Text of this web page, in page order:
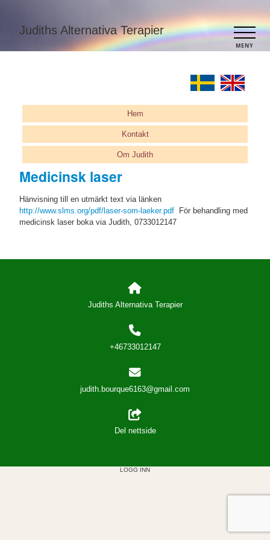
Judiths Alternativa Terapier
MENY
Hem
Kontakt
Om Judith
Medicinsk laser
Hänvisning till en utmärkt text via länken
http://www.slms.org/pdf/laser-som-laeker.pdf För behandling med
medicinsk laser boka via Judith, 0733012147
Judiths Alternativa Terapier
+46733012147
judith.bourque6163@gmail.com
Del nettside
LOGG INN